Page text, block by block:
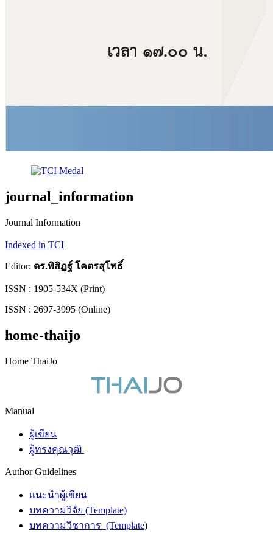
journal_information
Journal Information
Indexed in TCI
Editor: ดร.พิสิฏฐ์ โคตรสุโพธิ์
ISSN : 1905-534X (Print)
ISSN : 2697-3995 (Online)
home-thaijo
Home ThaiJo
Manual
ผู้เขียน
ผู้ทรงคุณวุฒิ
Author Guidelines
แนะนำผู้เขียน
บทความวิจัย (Template)
บทความวิชาการ (Template)